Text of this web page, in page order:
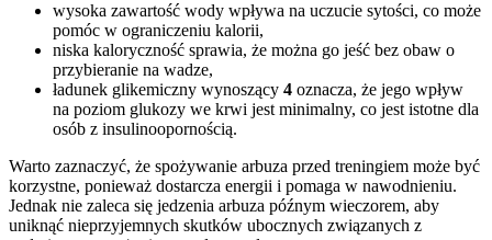
wysoka zawartość wody wpływa na uczucie sytości, co może
pomóc w ograniczeniu kalorii,
niska kaloryczność sprawia, że można go jeść bez obaw o
przybieranie na wadze,
ładunek glikemiczny wynoszący 4 oznacza, że jego wpływ
na poziom glukozy we krwi jest minimalny, co jest istotne dla
osób z insulinoopornością.
Warto zaznaczyć, że spożywanie arbuza przed treningiem może być
korzystne, ponieważ dostarcza energii i pomaga w nawodnieniu.
Jednak nie zaleca się jedzenia arbuza późnym wieczorem, aby
uniknąć nieprzyjemnych skutków ubocznych związanych z